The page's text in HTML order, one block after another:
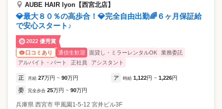
AUBE HAIR lyon【西宮北店】
💎最大８０％の高歩合！💎完全自由出勤🌈６ヶ月保証給
で安心スタート♪
2022 優秀賞
口コミあり
通信生歓迎 面貸し・ミラーレンタルOK
業務委託
アルバイト・パート
正社員 アシスタント
正 月給 27万円 ~ 90万円 ア 時給 1,122円 ~ 1,226円
委 完全歩合 25万円 ~ 90万円
兵庫県 西宮市 甲風園1-5-12 宮井ビル3F